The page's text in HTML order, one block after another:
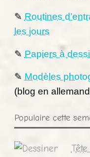
✎ Routines
les jours
✎ Papiers à
✎ Modèles
(blog en
Populaire cette